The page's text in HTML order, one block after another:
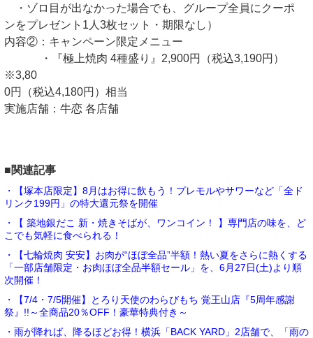
・ゾロ目が出なかった場合でも、グループ全員にクーポ
ンをプレゼント1人3枚セット・期限なし）
内容②：キャンペーン限定メニュー
・『極上焼肉 4種盛り』2,900円（税込3,190円）
※3,80
0円（税込4,180円）相当
実施店舗：牛恋 各店舗
■関連記事
・【塚本店限定】8月はお得に飲もう！プレモルやサワーなど「全ド
リンク199円」の特大還元祭を開催
・【 築地銀だこ 新・焼きそばが、ワンコイン！ 】専門店の味を、ど
こでも気軽に食べられる！
・【七輪焼肉 安安】お肉が“ほぼ全品”半額！熱い夏をさらに熱くする
「一部店舗限定・お肉ほぼ全品半額セール」を、6月27日(土)より順
次開催！
・【7/4・7/5開催】とろり天使のわらびもち 覚王山店『5周年感謝
祭』!!～全商品20％OFF！豪華特典付き～
・雨が降れば、降るほどお得！横浜「BACK YARD」2店舗で、「雨の